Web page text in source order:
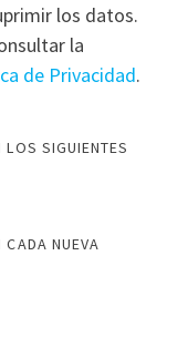
los datos.
la
de Privacidad.
SIGUIENTES
NUEVA